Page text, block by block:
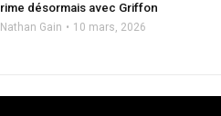
rime désormais avec Griffon
Nathan Gain 10 mars, 2026